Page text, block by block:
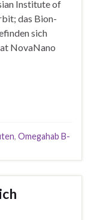
Institute of
das Bion-
sich
NovaNano
, Omegahab B-